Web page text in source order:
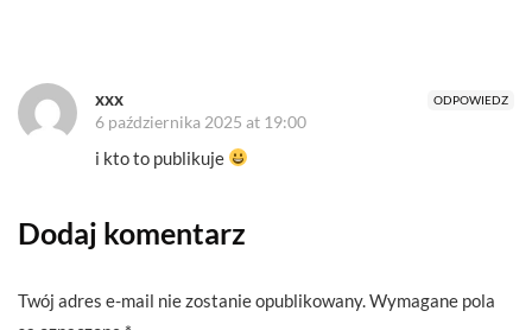
ODPOWIEDZ
xxx
6 października 2025 at 19:00
i kto to publikuje
Dodaj komentarz
Twój adres e-mail nie zostanie opublikowany. Wymagane pola